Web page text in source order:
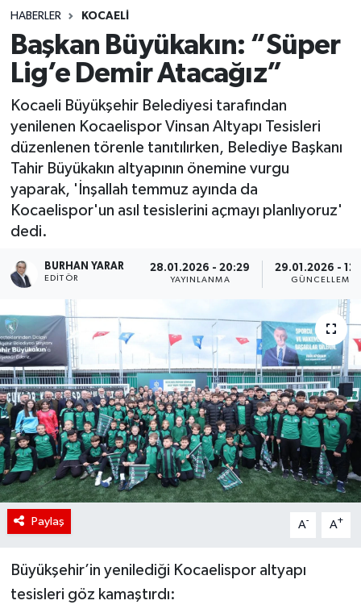
HABERLER KOCAELI
Başkan Büyükakın: “Süper
Lig’e Demir Atacağız”
Kocaeli Büyükşehir Belediyesi tarafından
yenilenen Kocaelispor Vinsan Altyapı Tesisleri
düzenlenen törenle tanıtılırken, Belediye Başkanı
Tahir Büyükakın altyapının önemine vurgu
yaparak, 'İnşallah temmuz ayında da
Kocaelispor'un asıl tesislerini açmayı planlıyoruz'
dedi.
BURHAN YARAR
EDITÖR
28.01.2026 - 20:29
YAYINLANMA
29.01.2026 -
GÜNCELLEME
Paylaş A- A+
Büyükşehir’in yenilediği Kocaelispor altyapı
tesisleri göz kamaştırdı: